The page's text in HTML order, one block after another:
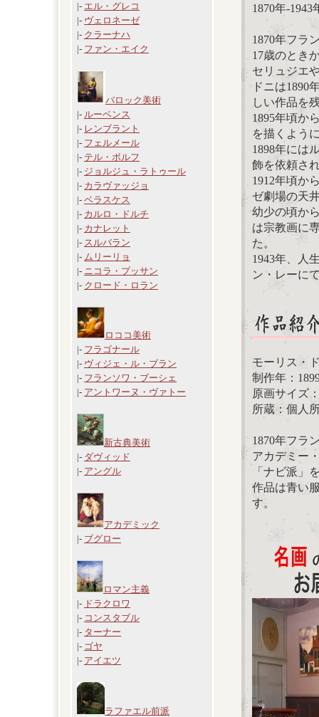
|- エル・グレコ
|- ヴェロネーゼ
|- クラーナハ
|- ファン・エイク
バロック美術
|- ルーベンス
|- レンブラント
|- フェルメール
|- テル・ボルフ
|- ジョルジュ・ラトゥール
|- カラヴァッジョ
|- ベラスケス
|- カルロ・ドルチ
|- カナレット
|- スルバラン
|- ムリーリョ
|- ニコラ・プッサン
|- クロード・ロラン
ロココ美術
|- フラゴナール
|- ヴィジェ・ル・ブラン
|- フランソワ・ブーシェ
|- アントワーヌ・ヴァトー
新古典美術
|- ダヴィッド
|- アングル
アカデミック
|- ブグロー
ロマン主義
|- ドラクロワ
|- コンスタブル
|- ターナー
|- ゴヤ
|- アイエツ
ラファエル前派
1870年-
1870年フラ
17歳のとき
セリュジエ
ドニは1890
しい作品を
1895年頃か
を描くよう
1898年には
飾を依頼さ
1912年頃か
ゼ劇場の天
幼少の頃か
は宗教画に
た。
1943年、人
ン・レーに
モーリス・
制作年：
原画サイズ
所蔵：個人
1870年フラ
アカデミー
「ナビ派」
作品は青い
す。